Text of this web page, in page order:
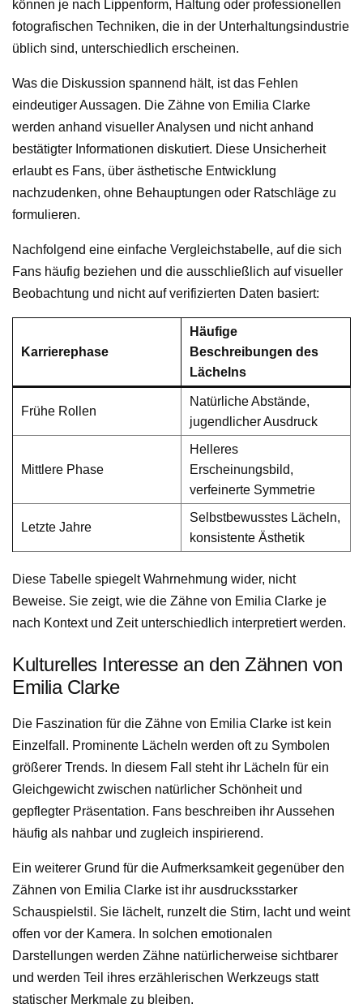
können je nach Lippenform, Haltung oder professionellen
fotografischen Techniken, die in der Unterhaltungsindustrie
üblich sind, unterschiedlich erscheinen.
Was die Diskussion spannend hält, ist das Fehlen
eindeutiger Aussagen. Die Zähne von Emilia Clarke
werden anhand visueller Analysen und nicht anhand
bestätigter Informationen diskutiert. Diese Unsicherheit
erlaubt es Fans, über ästhetische Entwicklung
nachzudenken, ohne Behauptungen oder Ratschläge zu
formulieren.
Nachfolgend eine einfache Vergleichstabelle, auf die sich
Fans häufig beziehen und die ausschließlich auf visueller
Beobachtung und nicht auf verifizierten Daten basiert:
Karrierephase
Häufige
Beschreibungen des
Lächelns
Frühe Rollen
Natürliche Abstände,
jugendlicher Ausdruck
Mittlere Phase
Helleres
Erscheinungsbild,
verfeinerte Symmetrie
Letzte Jahre
Selbstbewusstes Lächeln,
konsistente Ästhetik
Diese Tabelle spiegelt Wahrnehmung wider, nicht
Beweise. Sie zeigt, wie die Zähne von Emilia Clarke je
nach Kontext und Zeit unterschiedlich interpretiert werden.
Kulturelles Interesse an den Zähnen von
Emilia Clarke
Die Faszination für die Zähne von Emilia Clarke ist kein
Einzelfall. Prominente Lächeln werden oft zu Symbolen
größerer Trends. In diesem Fall steht ihr Lächeln für ein
Gleichgewicht zwischen natürlicher Schönheit und
gepflegter Präsentation. Fans beschreiben ihr Aussehen
häufig als nahbar und zugleich inspirierend.
Ein weiterer Grund für die Aufmerksamkeit gegenüber den
Zähnen von Emilia Clarke ist ihr ausdrucksstarker
Schauspielstil. Sie lächelt, runzelt die Stirn, lacht und weint
offen vor der Kamera. In solchen emotionalen
Darstellungen werden Zähne natürlicherweise sichtbarer
und werden Teil ihres erzählerischen Werkzeugs statt
statischer Merkmale zu bleiben.